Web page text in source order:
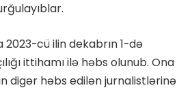
cü ilin dekabrın 1-də
ittihamı ilə həbs olunub. Ona
digər həbs edilən jurnalistlərinə